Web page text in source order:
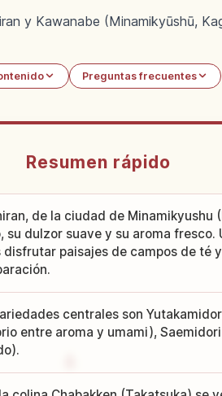
y Kawanabe (Minamikyūshū,
Preguntas frecuentes
Resumen rápido
de la ciudad de
su dulzor suave y su aroma
disfrutar paisajes de campos de té
centrales son
entre aroma y umami),